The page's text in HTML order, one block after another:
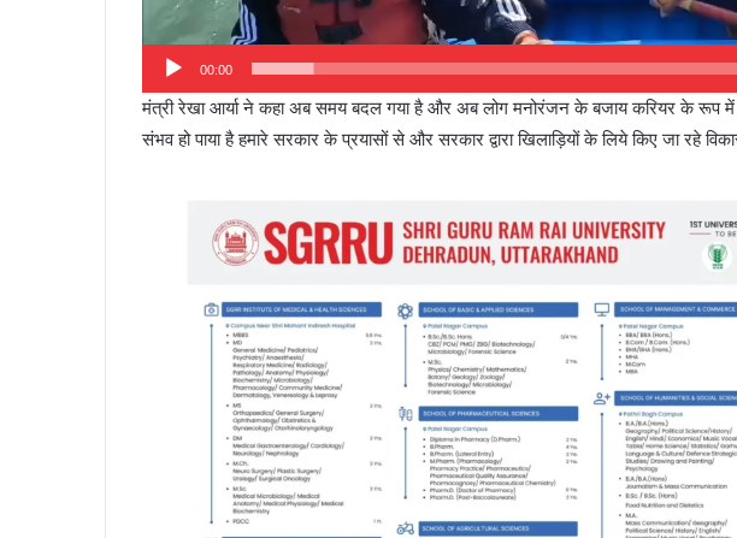
00:00
मंत्री रेखा आर्या ने कहा अब समय बदल गया है और अब लोग मनोरंजन के बजाय करियर के
संभव हो पाया है हमारे सरकार के प्रयासों से और सरकार द्वारा खिलाड़ियों के लिये किए जा रहे